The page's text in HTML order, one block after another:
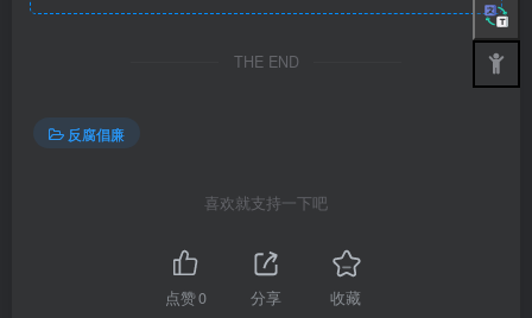
THE END
反腐倡廉
喜欢就支持一下吧
点赞0 分享 收藏